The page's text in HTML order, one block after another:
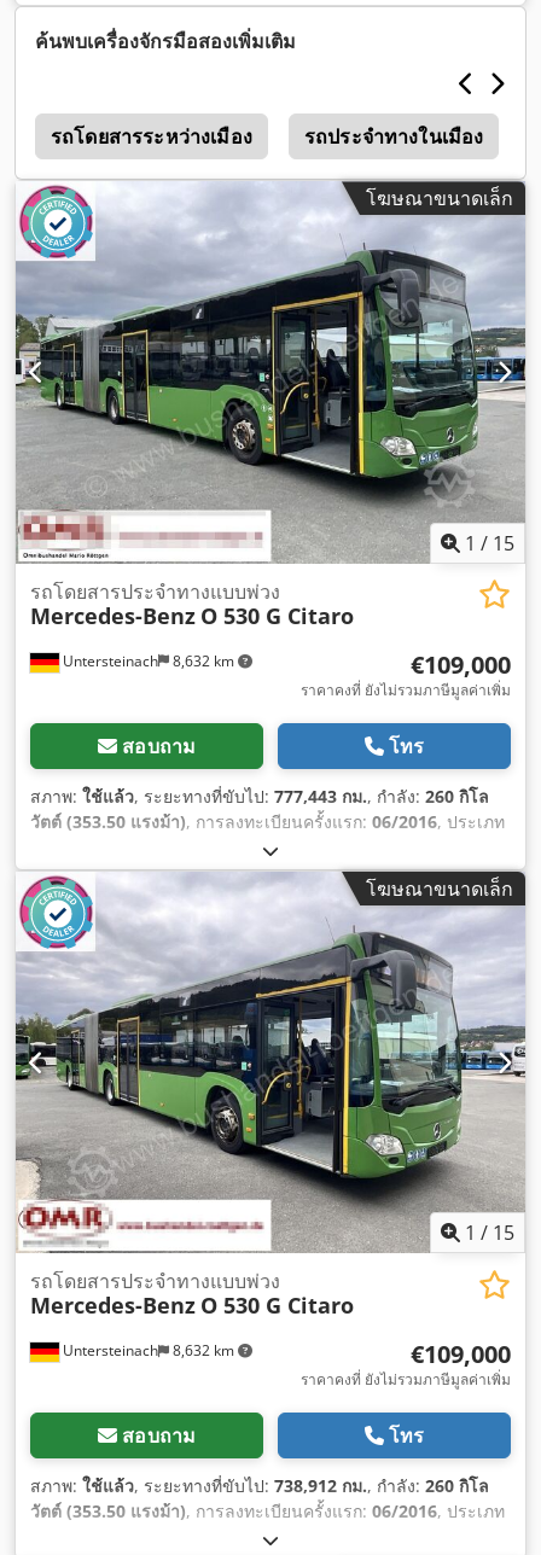
มลพิษ:ยูโร 6, สี:เขียว, เบรก:รีทาร์เดอร์, ความยาวทั้งหมด:
18,130 มม, ความกว้างทั้งหมด:3,350 มม
ความเร็วอัตโนมัติ, ระบบควบคุมแรงฉุด, เครื่องปรับอากาศ, เอบี
เอส,
ค้นพบเครื่องจักรมือสองเพิ่มเติม
รถโดยสารระหว่างเมือง รถประจำทางในเมือง
โฆษณาขนาดเล็ก
1 / 15
Untersteinach 8,632 km
รถโดยสารประจำทางแบบพ่วง
Mercedes-Benz O 530 G Citaro
€109,000
ราคาคงที่ ยังไม่รวมภาษีมูลค่าเพิ่ม
สอบถาม โทร
สภาพ: ใช้แล้ว, ระยะทางที่ขับไป: 777,443 กม., กำลัง: 260 กิโล
วัตต์ (353.50 แรงม้า), การลงทะเบียนครั้งแรก: 06/2016, ประเภท
อัตโนมัติ
มลพิษ:ยูโร 6, สี:เขียว, เบรก:รีทาร์เดอร์, ความยาวทั้งหมด:
18,130 มม
, ความกว้างทั้งหมด: , ความสูงรวม:2,550
มม, ปีที่ผลิต:2016, อุปกรณ์:
พวงมาลัยเพาเวอร์, ระบบควบคุม
ความเร็วอัตโนมัติ, ระบบควบคุมแรงฉุด, เครื่องปรับอากาศ, เอบี
เอส,
โฆษณาขนาดเล็ก
1 / 15
Untersteinach 8,632 km
รถโดยสารประจำทางแบบพ่วง
Mercedes-Benz O 530 G Citaro
€109,000
ราคาคงที่ ยังไม่รวมภาษีมูลค่าเพิ่ม
สอบถาม โทร
สภาพ: ใช้แล้ว, ระยะทางที่ขับไป: 738,912 กม., กำลัง: 260 กิโล
วัตต์ (353.50 แรงม้า), การลงทะเบียนครั้งแรก: 06/2016, ประเภท
อัตโนมัติ